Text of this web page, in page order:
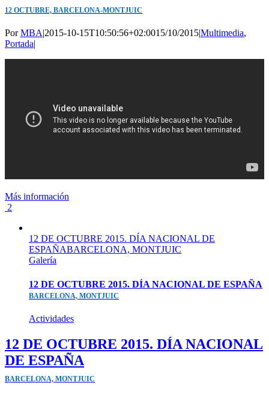
12 OCTUBRE, BARCELONA-MONTJUIC
PorMBA|2015-10-15T10:50:56+02:0015/10/2015|Multimedia,
Portada|
Más información
2
12 DE OCTUBRE 2015. DÍA NACIONAL DE
ESPAÑABARCELONA, MONTJUIC
Galería
12 DE OCTUBRE 2015. DÍA NACIONAL DE ESPAÑA
BARCELONA, MONTJUIC
Actividades
12 DE OCTUBRE 2015. DÍA NACIONAL
DE ESPAÑA
BARCELONA, MONTJUIC